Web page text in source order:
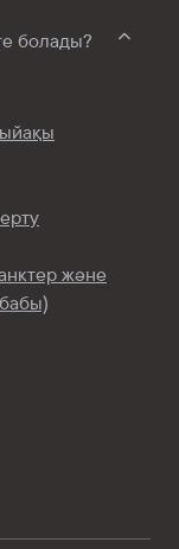
болады?
және